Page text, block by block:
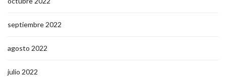
septiembre 2022
agosto 2022
julio 2022